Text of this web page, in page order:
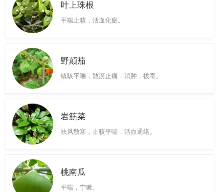
叶上珠根
平喘止咳，活血化瘀。
野颠茄
镇咳平喘，散瘀止痛，消肿，拔毒。
岩筋菜
祛风散寒，止咳平喘，活血通络。
桃南瓜
平喘，宁嗽。